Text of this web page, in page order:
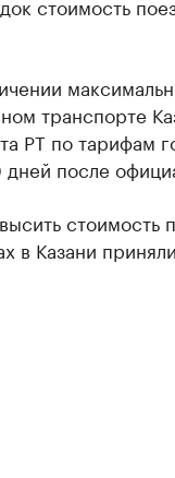
транспорте
РТ по тарифам
дней после
стоимость
в Казани